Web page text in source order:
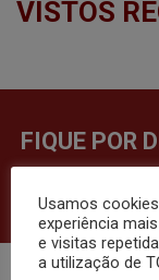
VISTOS
FIQUE POR
Usamos
experiência
e visitas
a utilização de